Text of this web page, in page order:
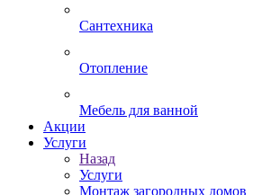
Сантехника
Отопление
Мебель для ванной
Акции
Услуги
Назад
Услуги
Монтаж загородных домов